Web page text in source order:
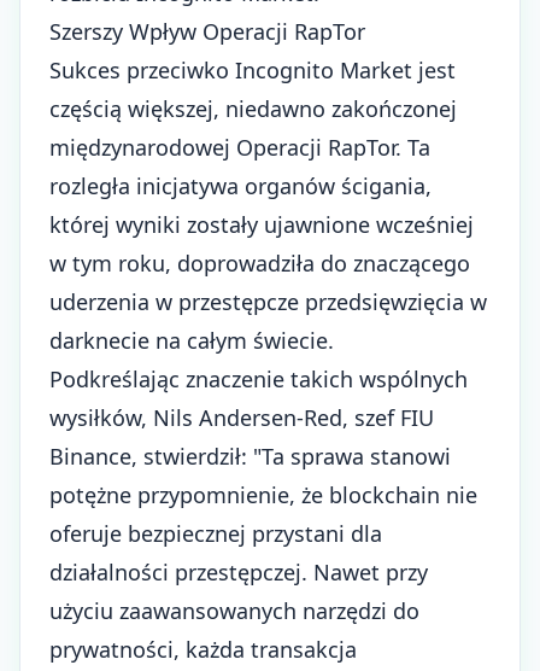
Szerszy Wpływ Operacji RapTor
Sukces przeciwko Incognito Market jest
częścią większej, niedawno zakończonej
międzynarodowej Operacji RapTor. Ta
rozległa inicjatywa organów ścigania,
której wyniki zostały ujawnione wcześniej
w tym roku, doprowadziła do znaczącego
uderzenia w przestępcze przedsięwzięcia w
darknecie na całym świecie.
Podkreślając znaczenie takich wspólnych
wysiłków, Nils Andersen-Red, szef FIU
Binance, stwierdził: "Ta sprawa stanowi
potężne przypomnienie, że blockchain nie
oferuje bezpiecznej przystani dla
działalności przestępczej. Nawet przy
użyciu zaawansowanych narzędzi do
prywatności, każda transakcja